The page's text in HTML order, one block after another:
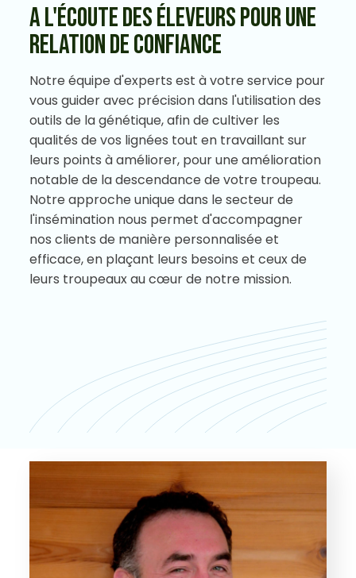
A L'ÉCOUTE DES ÉLEVEURS POUR UNE
RELATION DE CONFIANCE
Notre équipe d'experts est à votre service pour
vous guider avec précision dans l'utilisation des
outils de la génétique, afin de cultiver les
qualités de vos lignées tout en travaillant sur
leurs points à améliorer, pour une amélioration
notable de la descendance de votre troupeau.
Notre approche unique dans le secteur de
l'insémination nous permet d'accompagner
nos clients de manière personnalisée et
efficace, en plaçant leurs besoins et ceux de
leurs troupeaux au cœur de notre mission.